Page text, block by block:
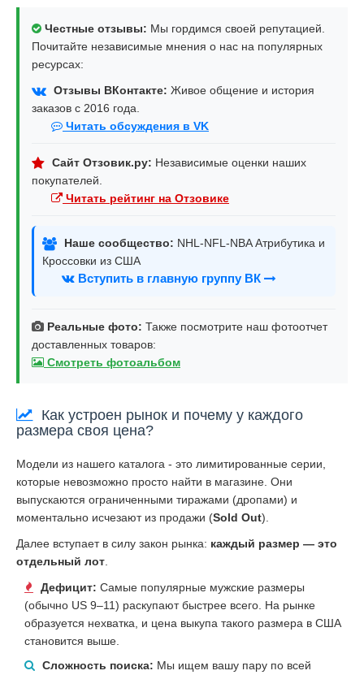
Честные отзывы: Мы гордимся своей репутацией.
Почитайте независимые мнения о нас на популярных
ресурсах:
Отзывы ВКонтакте: Живое общение и история
заказов с 2016 года.
Читать обсуждения в VK
Сайт Отзовик.ру: Независимые оценки наших
покупателей.
Читать рейтинг на Отзовике
Наше сообщество: NHL-NFL-NBA Атрибутика и
Кроссовки из США
Вступить в главную группу ВК
Реальные фото: Также посмотрите наш фотоотчет
доставленных товаров:
Смотреть фотоальбом
Как устроен рынок и почему у каждого
размера своя цена?
Модели из нашего каталога - это лимитированные серии,
которые невозможно просто найти в магазине. Они
выпускаются ограниченными тиражами (дропами) и
моментально исчезают из продажи (Sold Out).
Далее вступает в силу закон рынка: каждый размер — это
отдельный лот
Дефицит: Самые популярные мужские размеры
(обычно US 9–11) раскупают быстрее всего. На рынке
образуется нехватка, и цена выкупа такого размера в США
становится выше.
Сложность поиска: Мы ищем вашу пару по всей